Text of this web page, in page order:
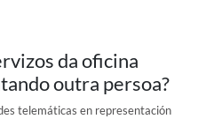
da oficina
outra persoa?
telemáticas en representación